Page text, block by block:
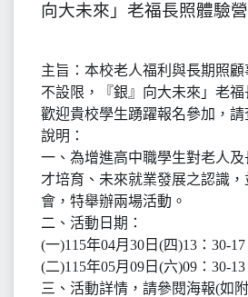
向大未來」老福長照體驗營
主旨：本校老人福利與長期照
不設限，『銀』向大未來」老福
歡迎貴校學生踴躍報名參加，請
說明：
一、為增進高中職學生對老人
才培育、未來就業發展之認識
會，特舉辦兩場活動。
二、活動日期：
(一)115年04月30日(四)13：30-17
(二)115年05月09日(六)09：30-13
三、活動詳情，請參閱海報(如